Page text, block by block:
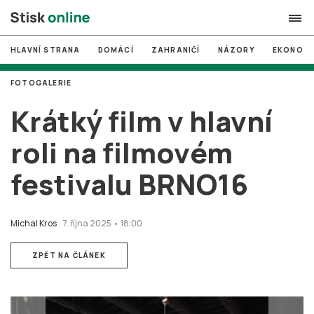
search
# MUNI
# Brno
# volby
login PŘIHLÁSIT SE
Založit nový účet
HLAVNÍ STRANA DOMÁCÍ ZAHRANIČÍ NÁZORY
Krátký film v hlavní
roli na filmovém
festivalu BRNO16
Michal Kros 7. října 2025 • 18:00
FOTOGALERIE
ZPĚT NA ČLÁNEK